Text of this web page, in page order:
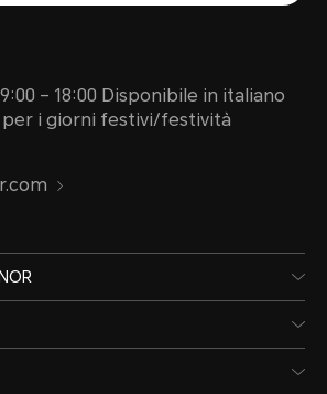
– 18:00 Disponibile in italiano
per i giorni festivi/festività